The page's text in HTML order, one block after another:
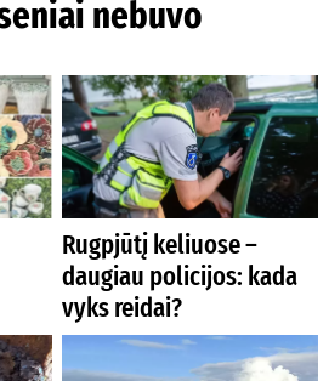
nebuvo
Rugpjūtį keliuose –
daugiau policijos: kada
vyks reidai?